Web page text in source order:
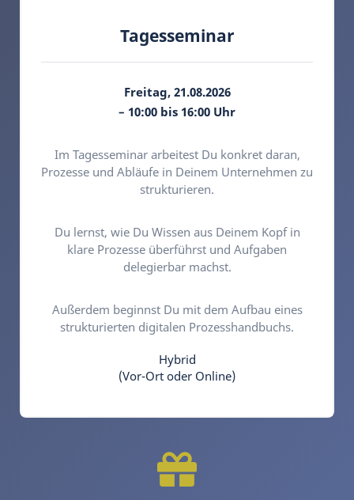
Tagesseminar
Freitag, 21.08.2026
– 10:00 bis 16:00 Uhr
Im Tagesseminar arbeitest Du konkret daran,
Prozesse und Abläufe in Deinem Unternehmen zu
strukturieren.
Du lernst, wie Du Wissen aus Deinem Kopf in
klare Prozesse überführst und Aufgaben
delegierbar machst.
Außerdem beginnst Du mit dem Aufbau eines
strukturierten digitalen Prozesshandbuchs.
Hybrid
(Vor-Ort oder Online)